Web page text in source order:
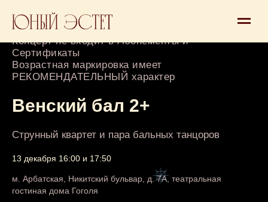
Концерт 2+
Концерт не входит в Абонементы и
Сертификаты
Возрастная маркировка имеет
РЕКОМЕНДАТЕЛЬНЫЙ характер
Венский бал 2+
Струнный квартет и пара бальных танцоров
13 декабря 16:00 и 17:50
м. Арбатская, Никитский бульвар, д. 7А, театральная
гостиная дома Гоголя
Билеты от 7 900 рублей (взрослый и